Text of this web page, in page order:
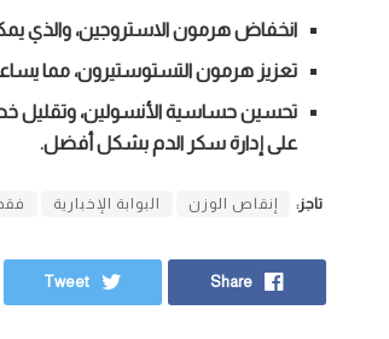
انخفاض هرمون الاستروجين، والذي
تعزيز هرمون التستوستيرون، مما
على إدارة سكر الدم بشكل أفضل.
تاجز: إنقاص الوزن البوابة الإخبارية
Share
Tweet